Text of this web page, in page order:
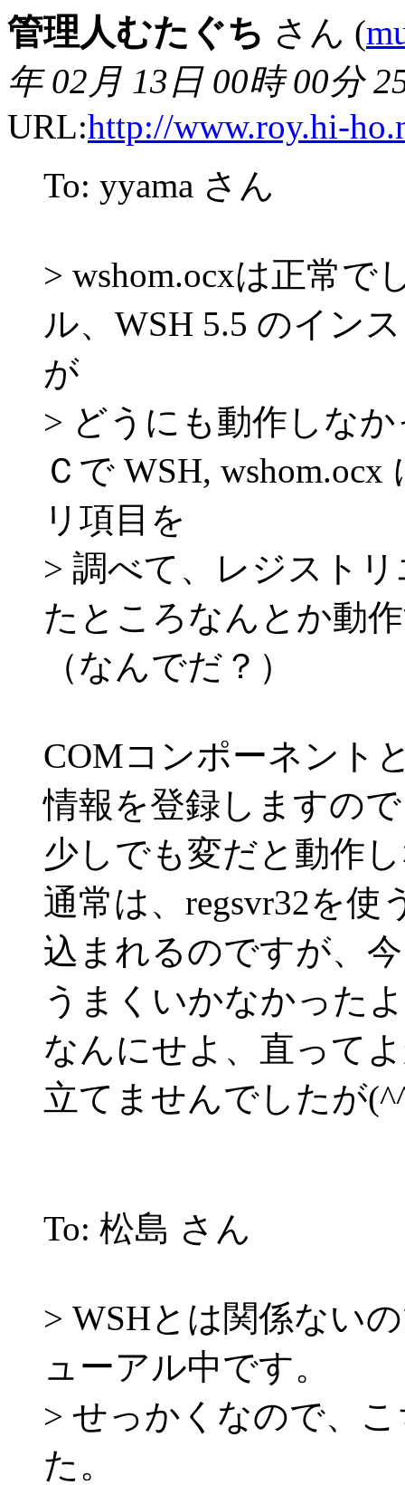
管理人むたぐち さん (
年 02月 13日 00時 00分
URL:http://www.roy.hi-
To: yyama さん
> wshom.ocxは正常で
ル、WSH 5.5 のイン
が
> どうにも動作しな
Ｃで WSH,
リ項目を
> 調べて、レジスト
たところなんとか動
（なんでだ？）
COMコンポーネント
情報を登録しますの
少しでも変だと動作
通常は、regsvr32を
込まれるのですが、
うまくいかなかった
なんにせよ、直って
立てませんでしたが
To: 松島 さん
> WSHとは関係ない
ューアル中です。
> せっかくなので、
た。